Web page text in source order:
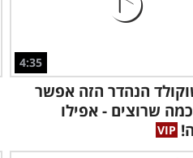
4:35
הנהדר הזה אפשר
שרוצים - אפילו